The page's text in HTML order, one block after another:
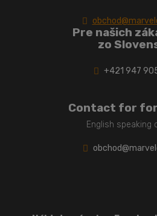
Pre našich
zo
+421 947
Contact for
English speaking